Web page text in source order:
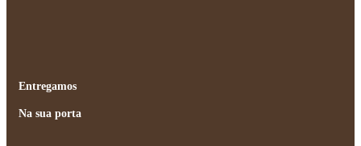
Entregamos
Na sua porta